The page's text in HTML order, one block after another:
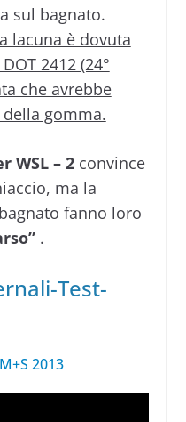
sul bagnato.
lacuna è dovuta
2412 (24°
che avrebbe
gomma.
WSL – 2convince
ma la
fanno loro
.
2013